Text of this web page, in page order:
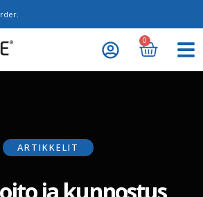
0
ARTIKKELIT
ja kunnostus